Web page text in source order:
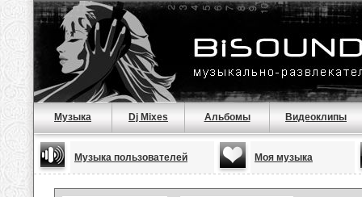
Музыка Dj Mixes Альбомы Видеоклипы
Музыка пользователей Моя музыка